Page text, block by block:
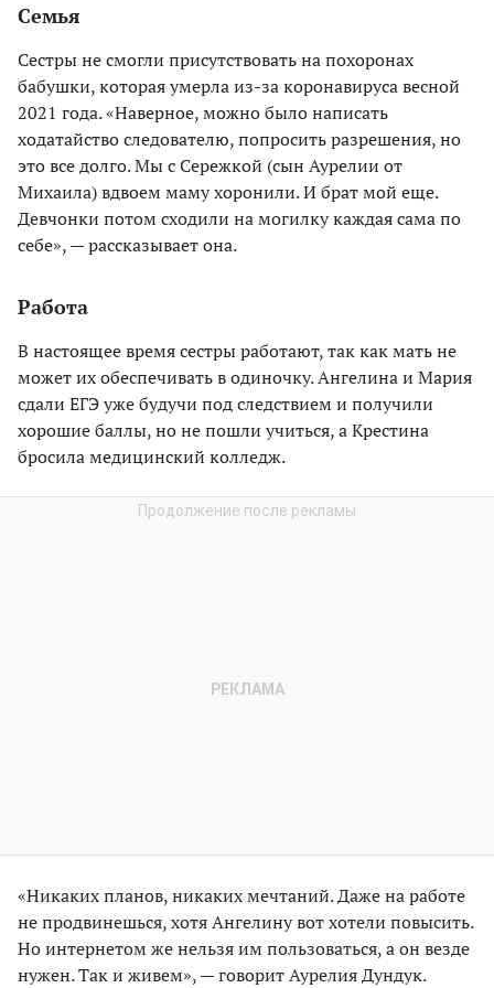
Семья
Сестры не смогли присутствовать на похоронах
бабушки, которая умерла из-за коронавируса весной
2021 года. «Наверное, можно было написать
ходатайство следователю, попросить разрешения, но
это все долго. Мы с Сережкой (сын Аурелии от
Михаила) вдвоем маму хоронили. И брат мой еще.
Девчонки потом сходили на могилку каждая сама по
себе», — рассказывает она.
Работа
В настоящее время сестры работают, так как мать не
может их обеспечивать в одиночку. Ангелина и Мария
сдали ЕГЭ уже будучи под следствием и получили
хорошие баллы, но не пошли учиться, а Крестина
бросила медицинский колледж.
«Никаких планов, никаких мечтаний. Даже на работе
не продвинешься, хотя Ангелину вот хотели повысить.
Но интернетом же нельзя им пользоваться, а он везде
нужен. Так и живем», — говорит Аурелия Дундук.